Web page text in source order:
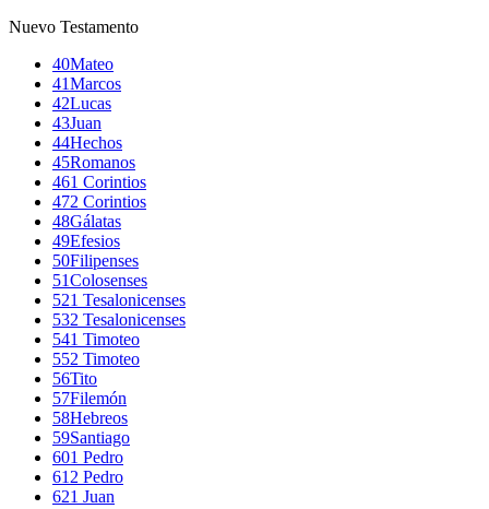
Nuevo Testamento
40Mateo
41Marcos
42Lucas
43Juan
44Hechos
45Romanos
461 Corintios
472 Corintios
48Gálatas
49Efesios
50Filipenses
51Colosenses
521 Tesalonicenses
532 Tesalonicenses
541 Timoteo
552 Timoteo
56Tito
57Filemón
58Hebreos
59Santiago
601 Pedro
61 2 Pedro
621 Juan